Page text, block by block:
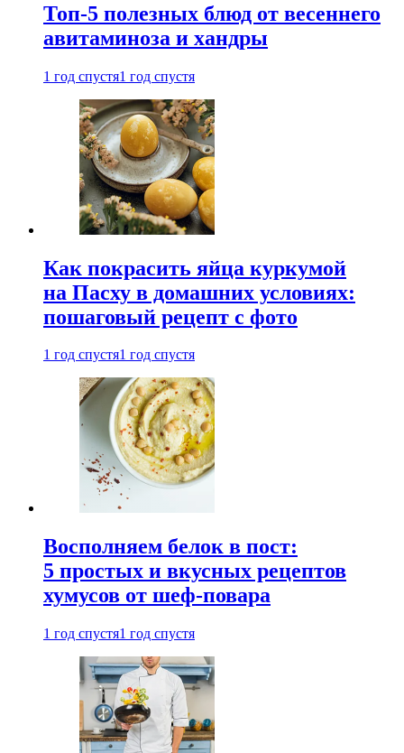
Топ-5 полезных блюд от весеннего
авитаминоза и хандры
1 год спустя1 год спустя
Как покрасить яйца куркумой
на Пасху в домашних условиях:
пошаговый рецепт с фото
1 год спустя1 год спустя
Восполняем белок в пост:
5 простых и вкусных рецептов
хумусов от шеф-повара
1 год спустя1 год спустя